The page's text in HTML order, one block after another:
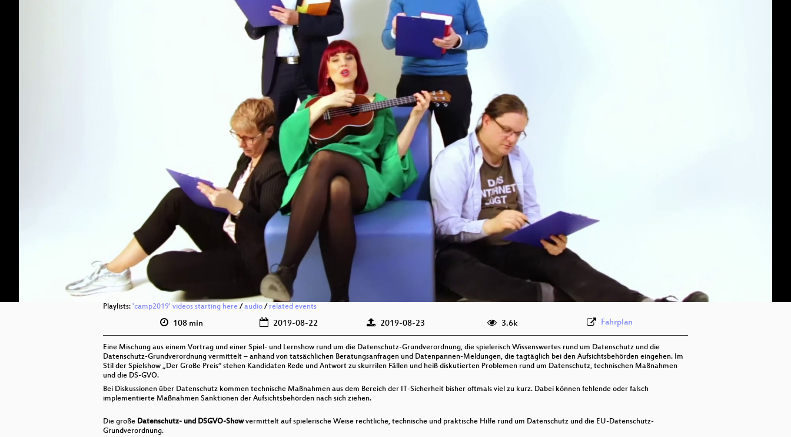
Playlists: 'camp2019' videos starting here / audio / related events
108 min 2019-08-22 2019-08-23 3.6k Fahrplan
Eine Mischung aus einem Vortrag und einer Spiel- und Lernshow rund um die Datenschutz-Grundverordnung, die spielerisch Wissenswertes rund um Datenschutz und die
Datenschutz-Grundverordnung vermittelt – anhand von tatsächlichen Beratungsanfragen und Datenpannen-Meldungen, die tagtäglich bei den Aufsichtsbehörden eingehen. Im
Stil der Spielshow „Der Große Preis“ stehen Kandidaten Rede und Antwort zu skurrilen Fällen und heiß diskutierten Problemen rund um Datenschutz, technischen Maßnahmen
und die DS-GVO.
Bei Diskussionen über Datenschutz kommen technische Maßnahmen aus dem Bereich der IT-Sicherheit bisher oftmals viel zu kurz. Dabei können fehlende oder falsch
implementierte Maßnahmen Sanktionen der Aufsichtsbehörden nach sich ziehen.
Die große Datenschutz- und DSGVO-Showvermittelt auf spielerische Weise rechtliche, technische und praktische Hilfe rund um Datenschutz und die EU-Datenschutz-
Grundverordnung.